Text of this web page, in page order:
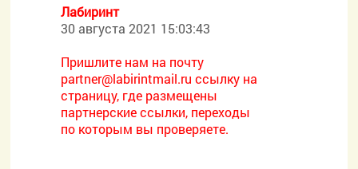
Лабиринт
30 августа 2021 15:03:43
Пришлите нам на почту
partner@labirintmail.ru ссылку на
страницу, где размещены
партнерские ссылки, переходы
по которым вы проверяете.